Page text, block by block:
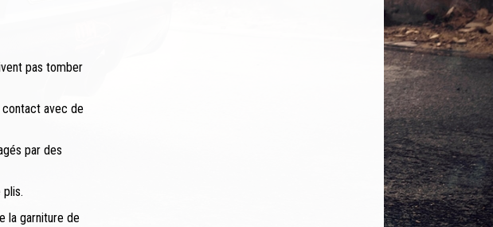
pas tomber
avec de
par des
la garniture de